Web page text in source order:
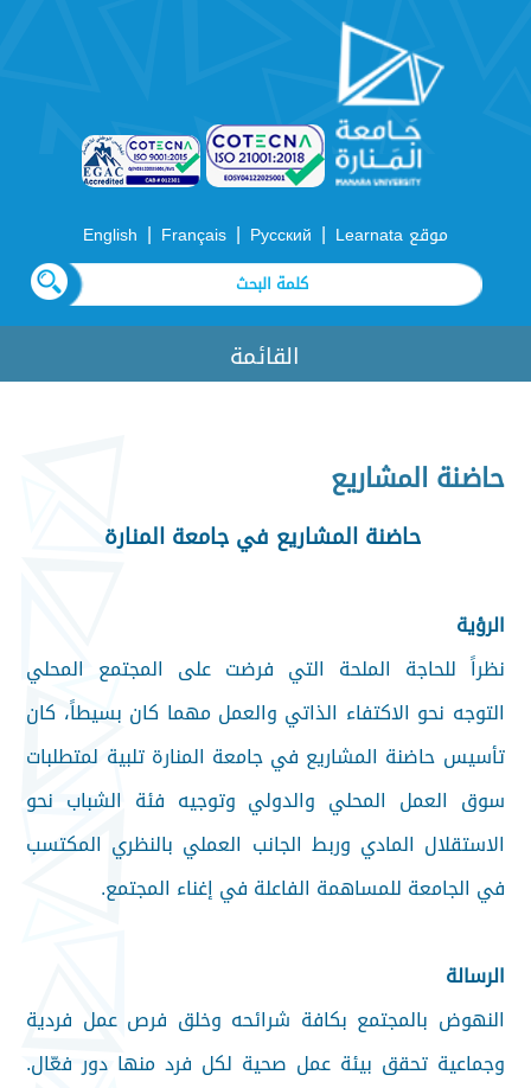
موقع Learnata |
Русский
|
Français
|
English
القائمة
حاضنة المشاريع
حاضنة المشاريع في جامعة المنارة
الرؤية
نظراً للحاجة الملحة التي فرضت على المجتمع المحلي
التوجه نحو الاكتفاء الذاتي والعمل مهما كان بسيطاً، كان
تأسيس حاضنة المشاريع في جامعة المنارة تلبية لمتطلبات
سوق العمل المحلي والدولي وتوجيه فئة الشباب نحو
الاستقلال المادي وربط الجانب العملي بالنظري المكتسب
في الجامعة للمساهمة الفاعلة في إغناء المجتمع.
الرسالة
النهوض بالمجتمع بكافة شرائحه وخلق فرص عمل فردية
وجماعية تحقق بيئة عمل صحية لكل فرد منها دور فعّال.